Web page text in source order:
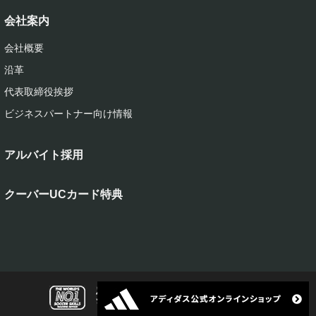
会社案内
会社概要
沿革
代表取締役挨拶
ビジネスパートナー向け情報
アルバイト採用
クーバーUCカード特典